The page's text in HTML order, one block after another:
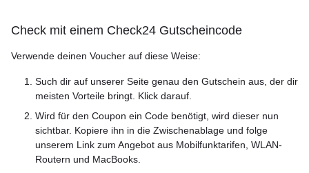
Check mit einem Check24 Gutscheincode
Verwende deinen Voucher auf diese Weise:
Such dir auf unserer Seite genau den Gutschein aus, der dir
meisten Vorteile bringt. Klick darauf.
Wird für den Coupon ein Code benötigt, wird dieser nun
sichtbar. Kopiere ihn in die Zwischenablage und folge
unserem Link zum Angebot aus Mobilfunktarifen, WLAN-
Routern und MacBooks.